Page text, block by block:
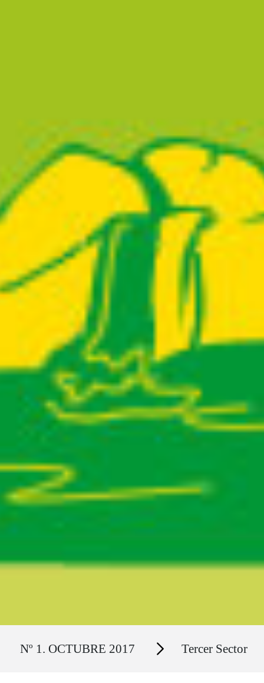
Nº 1. OCTUBRE 2017 Secciones Tercer Sector